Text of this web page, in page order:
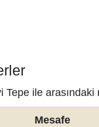
ile arasındaki
Mesafe